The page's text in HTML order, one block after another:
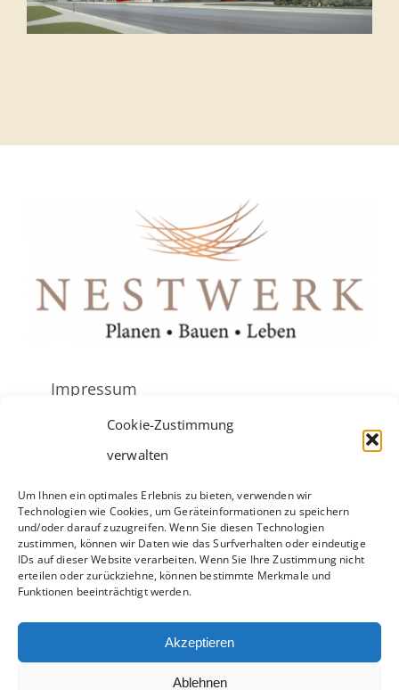
Cookie-Zustimmung
verwalten
Um Ihnen ein optimales Erlebnis zu bieten, verwenden wir
Technologien wie Cookies, um Geräteinformationen zu speichern
und/oder darauf zuzugreifen. Wenn Sie diesen Technologien
zustimmen, können wir Daten wie das Surfverhalten oder eindeutige
IDs auf dieser Website verarbeiten. Wenn Sie Ihre Zustimmung nicht
erteilen oder zurückziehne, können bestimmte Merkmale und
Funktionen beeinträchtigt werden.
Akzeptieren
Ablehnen
Impressum
Cookie-Richtlinie (EU)
Datenschutzerklärung
Bielefelder Str. 23
33104 Paderborn
Telefon 05254 9320600
fritz@nestwerk.gmbh